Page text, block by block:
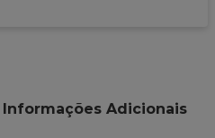
Informações Adicionais